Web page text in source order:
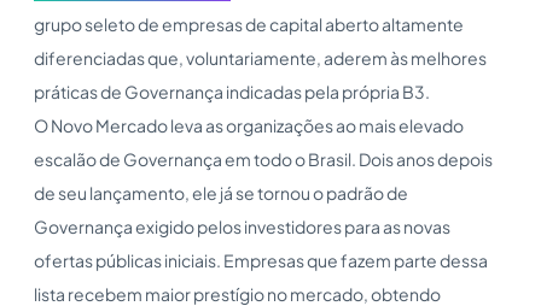
grupo seleto de empresas de capital aberto altamente
diferenciadas que, voluntariamente, aderem às melhores
práticas de Governança indicadas pela própria B3.
O Novo Mercado leva as organizações ao mais elevado
escalão de Governança em todo o Brasil. Dois anos depois
de seu lançamento, ele já se tornou o padrão de
Governança exigido pelos investidores para as novas
ofertas públicas iniciais. Empresas que fazem parte dessa
lista recebem maior prestígio no mercado, obtendo